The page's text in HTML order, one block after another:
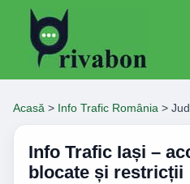
Acasă > Info Trafic România >
Info Trafic Iași –
blocate și restricții